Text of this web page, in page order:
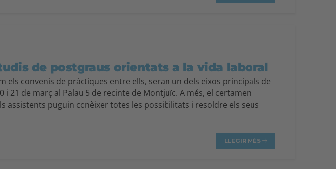
de postgraus orientats a la vida laboral
els convenis de pràctiques entre ells, seran un dels eixos principals de
21 de març al Palau 5 de recinte de Montjuïc. A més, el certamen
assistents puguin conèixer totes les possibilitats i resoldre els seus
LLEGIR MÉS